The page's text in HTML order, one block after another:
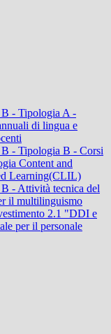
- Tipologia A -
di lingua e
- Tipologia B - Corsi
Content and
Learning(CLIL)
- Attività tecnica del
il multilinguismo
2.1 "DDI e
per il personale